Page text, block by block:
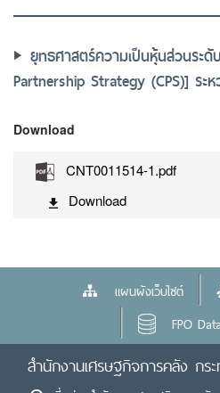
ยุทธศาสตร์ความเป็นหุ้นส่วนระ
Partnership Strategy (CPS)] ระ
Download
CNT0011514-1.pdf
Download
แผนผังเว็บไซต์
FPO
สำนักงานเศรษฐกิจการคลัง กร